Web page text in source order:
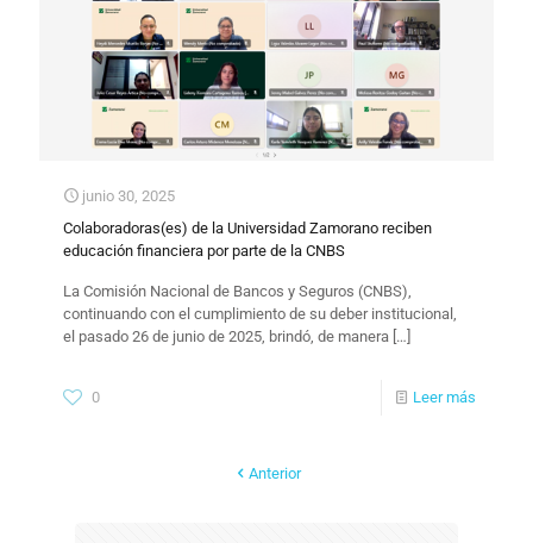
junio 30, 2025
Colaboradoras(es) de la Universidad Zamorano reciben
educación financiera por parte de la CNBS
La Comisión Nacional de Bancos y Seguros (CNBS),
continuando con el cumplimiento de su deber institucional,
el pasado 26 de junio de 2025, brindó, de manera […]
0 Leer más
Anterior